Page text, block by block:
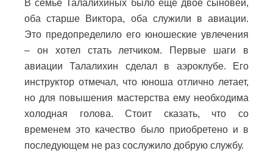
В семье Талалихиных было еще двое сыновей,
оба старше Виктора, оба служили в авиации.
Это предопределило его юношеские увлечения
– он хотел стать летчиком. Первые шаги в
авиации Талалихин сделал в аэроклубе. Его
инструктор отмечал, что юноша отлично летает,
но для повышения мастерства ему необходима
холодная голова. Стоит сказать, что со
временем это качество было приобретено и в
последующем не раз сослужило добрую службу.